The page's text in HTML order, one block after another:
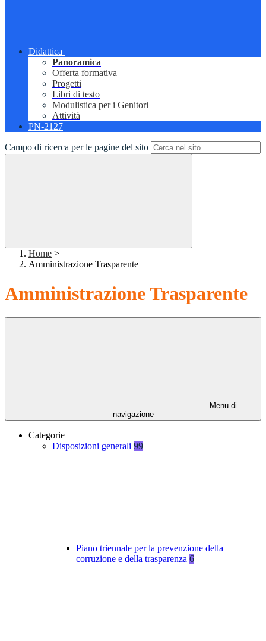
Didattica
Panoramica
Offerta formativa
Progetti
Libri di testo
Modulistica per i Genitori
Attività
PN-2127
Campo di ricerca per le pagine del sito
Home >
Amministrazione Trasparente
Amministrazione Trasparente
Menu di
navigazione
Categorie
Disposizioni generali 99
Piano triennale per la prevenzione della
corruzione e della trasparenza 6